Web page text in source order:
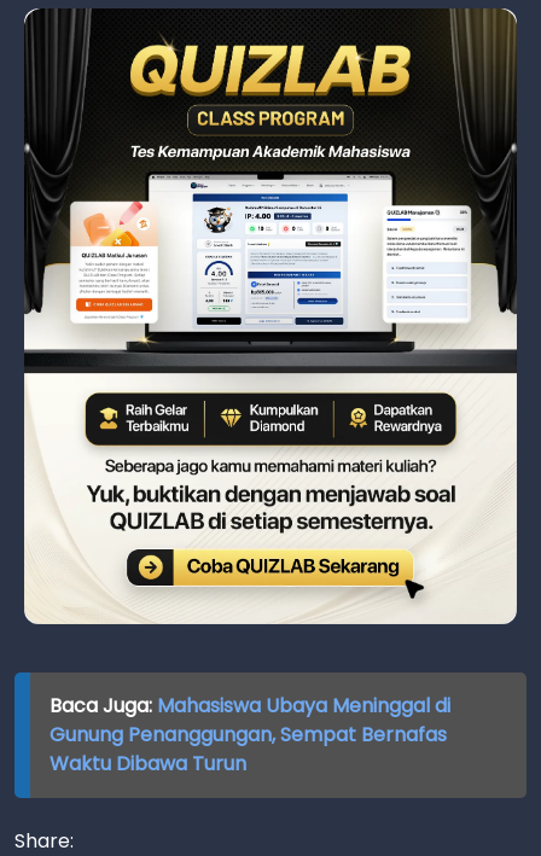
Baca Juga: Mahasiswa Ubaya Meninggal di
Gunung Penanggungan, Sempat Bernafas
Waktu Dibawa Turun
Share: